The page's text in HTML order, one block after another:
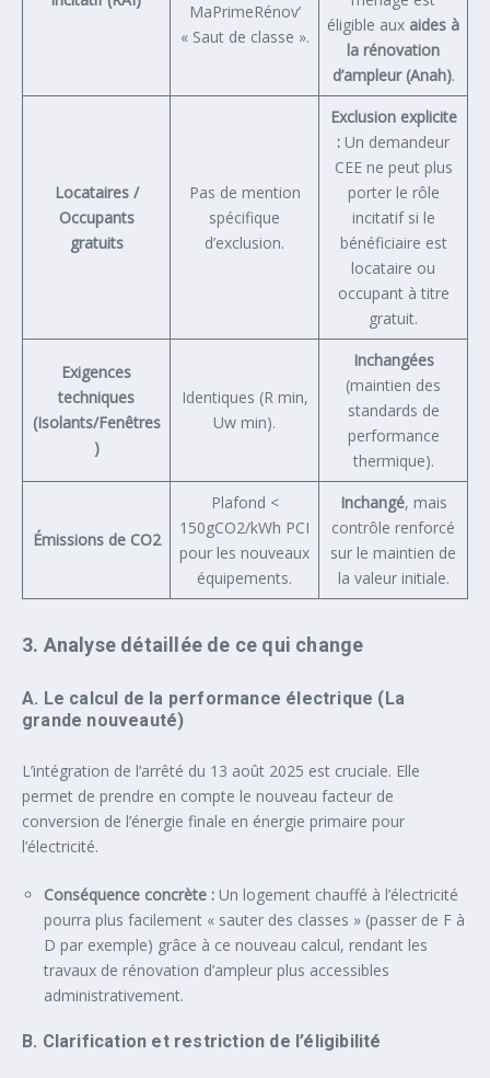
MaPrimeRénov’
« Saut de classe ».
éligible aux aides à
la rénovation
d’ampleur (Anah).
Locataires /
Occupants
gratuits
Pas de mention
spécifique
d’exclusion.
Exclusion explicite
: Un demandeur
CEE ne peut plus
porter le rôle
incitatif si le
bénéficiaire est
locataire ou
occupant à titre
gratuit.
Exigences
techniques
(Isolants/Fenêtres
)
Identiques (R min,
Uw min).
Inchangées
(maintien des
standards de
performance
thermique).
Émissions de CO2
Plafond <
150gCO2/kWh PCI
pour les nouveaux
équipements.
Inchangé, mais
contrôle renforcé
sur le maintien de
la valeur initiale.
3. Analyse détaillée de ce qui change
A. Le calcul de la performance électrique (La
grande nouveauté)
L’intégration de l’arrêté du 13 août 2025 est cruciale. Elle
permet de prendre en compte le nouveau facteur de
conversion de l’énergie finale en énergie primaire pour
l’électricité.
Conséquence concrète : Un logement chauffé à l’électricité
pourra plus facilement « sauter des classes » (passer de F à
D par exemple) grâce à ce nouveau calcul, rendant les
travaux de rénovation d’ampleur plus accessibles
administrativement.
B. Clarification et restriction de l’éligibilité